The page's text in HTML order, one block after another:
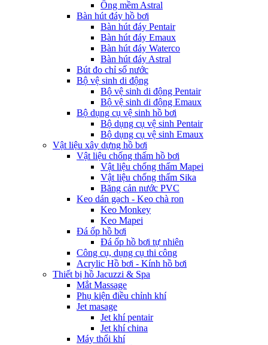
Ống mềm Astral
Bàn hút đáy hồ bơi
Bàn hút đáy Pentair
Bàn hút đáy Emaux
Bàn hút đáy Waterco
Bàn hút đáy Astral
Bút đo chỉ số nước
Bộ vệ sinh di động
Bộ vệ sinh di động Pentair
Bộ vệ sinh di động Emaux
Bộ dụng cụ vệ sinh hồ bơi
Bộ dụng cụ vệ sinh Pentair
Bộ dụng cụ vệ sinh Emaux
Vật liệu xây dựng hồ bơi
Vật liệu chống thấm hồ bơi
Vật liệu chống thấm Mapei
Vật liệu chống thấm Sika
Băng cản nước PVC
Keo dán gạch - Keo chà ron
Keo Monkey
Keo Mapei
Đá ốp hồ bơi
Đá ốp hồ bơi tự nhiên
Công cụ, dụng cụ thi công
Acrylic Hồ bơi - Kính hồ bơi
Thiết bị hồ Jacuzzi & Spa
Mắt Massage
Phụ kiện điều chỉnh khí
Jet masage
Jet khí pentair
Jet khí china
Máy thổi khí